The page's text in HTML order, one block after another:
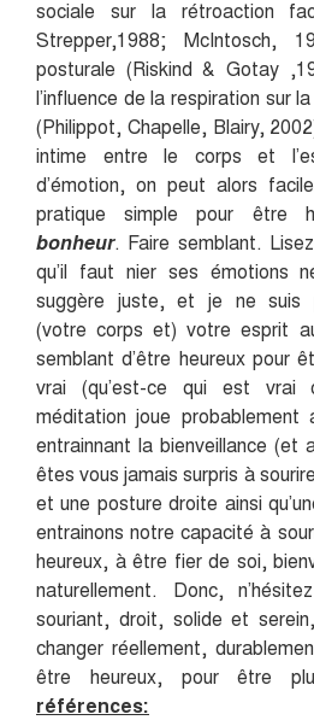
sociale sur la rétroaction
Strepper,1988; McIntosch,
posturale (Riskind & Gotay
l’influence de la respiration sur
(Philippot, Chapelle, Blairy,
intime entre le corps et
d’émotion, on peut alors
pratique simple pour être
bonheur. Faire semblant.
qu’il faut nier ses émotions
suggère juste, et je ne suis
(votre corps et) votre esprit
semblant d’être heureux pour
vrai (qu’est-ce qui est vrai
méditation joue
entrainnant la bienveillance (et
êtes vous jamais surpris à
et une posture droite ainsi
entrainons notre capacité à
heureux, à être fier de soi,
naturellement. Donc,
souriant, droit, solide et
changer réellement,
être heureux, pour être
références: